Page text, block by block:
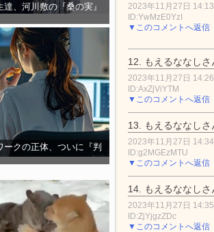
達、河川敷の『桑の実』
クの正体、ついに『判
2023年11月27日
ID:YwMzE0YzI
▼このコメントへ返信
12. もえるななしさ
2023年11月27日
ID:AxZjViYTM
▼このコメントへ返信
13. もえるななしさ
2023年11月27日
ID:g2MGEzMTU
▼このコメントへ返信
14. もえるななしさ
2023年11月27日
ID:ZjYjgzZDc
▼このコメントへ返信